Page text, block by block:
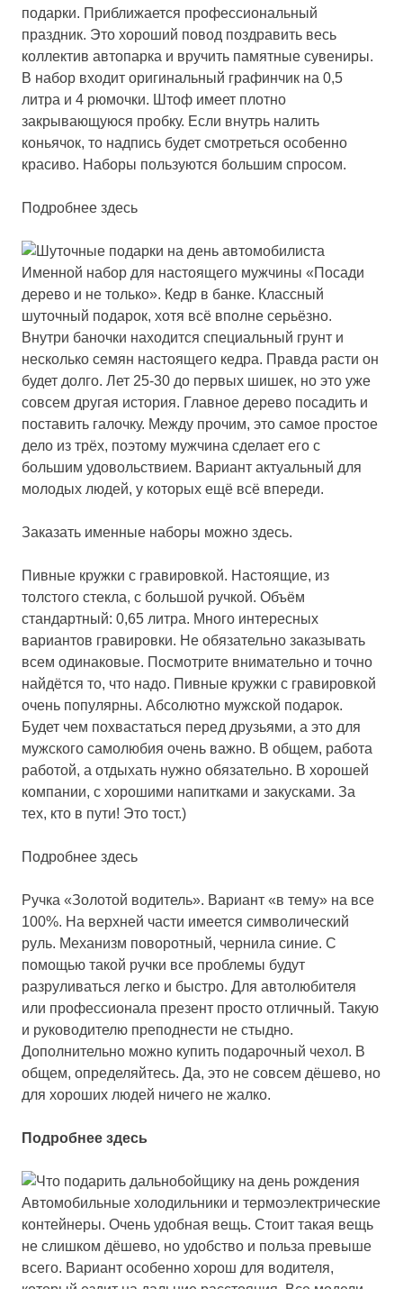
подарки. Приближается профессиональный
праздник. Это хороший повод поздравить весь
коллектив автопарка и вручить памятные сувениры.
В набор входит оригинальный графинчик на 0,5
литра и 4 рюмочки. Штоф имеет плотно
закрывающуюся пробку. Если внутрь налить
коньячок, то надпись будет смотреться особенно
красиво. Наборы пользуются большим спросом.
Подробнее здесь
Именной набор для настоящего мужчины «Посади
дерево и не только». Кедр в банке. Классный
шуточный подарок, хотя всё вполне серьёзно.
Внутри баночки находится специальный грунт и
несколько семян настоящего кедра. Правда расти он
будет долго. Лет 25-30 до первых шишек, но это уже
совсем другая история. Главное дерево посадить и
поставить галочку. Между прочим, это самое простое
дело из трёх, поэтому мужчина сделает его с
большим удовольствием. Вариант актуальный для
молодых людей, у которых ещё всё впереди.
Заказать именные наборы можно здесь.
Пивные кружки с гравировкой. Настоящие, из
толстого стекла, с большой ручкой. Объём
стандартный: 0,65 литра. Много интересных
вариантов гравировки. Не обязательно заказывать
всем одинаковые. Посмотрите внимательно и точно
найдётся то, что надо. Пивные кружки с гравировкой
очень популярны. Абсолютно мужской подарок.
Будет чем похвастаться перед друзьями, а это для
мужского самолюбия очень важно. В общем, работа
работой, а отдыхать нужно обязательно. В хорошей
компании, с хорошими напитками и закусками. За
тех, кто в пути! Это тост.)
Подробнее здесь
Ручка «Золотой водитель». Вариант «в тему» на все
100%. На верхней части имеется символический
руль. Механизм поворотный, чернила синие. С
помощью такой ручки все проблемы будут
разруливаться легко и быстро. Для автолюбителя
или профессионала презент просто отличный. Такую
и руководителю преподнести не стыдно.
Дополнительно можно купить подарочный чехол. В
общем, определяйтесь. Да, это не совсем дёшево, но
для хороших людей ничего не жалко.
Подробнее здесь
Автомобильные холодильники и термоэлектрические
контейнеры. Очень удобная вещь. Стоит такая вещь
не слишком дёшево, но удобство и польза превыше
всего. Вариант особенно хорош для водителя,